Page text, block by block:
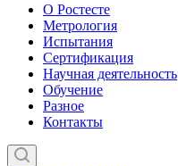
О Ростесте
Метрология
Испытания
Сертификация
Научная деятельность
Обучение
Разное
Контакты